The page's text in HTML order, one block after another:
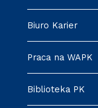
Biuro Karier
Praca na WAPK
Biblioteka PK